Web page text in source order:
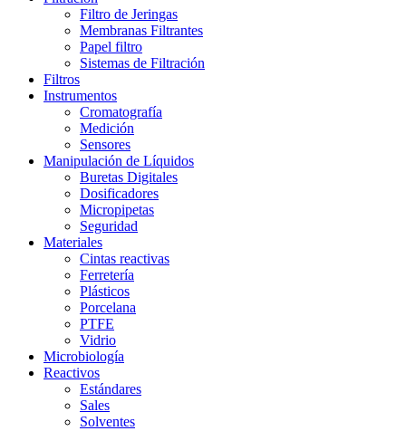
Filtro de Jeringas
Membranas Filtrantes
Papel filtro
Sistemas de Filtración
Filtros
Instrumentos
Cromatografía
Medición
Sensores
Manipulación de Líquidos
Buretas Digitales
Dosificadores
Micropipetas
Seguridad
Materiales
Cintas reactivas
Ferretería
Plásticos
Porcelana
PTFE
Vidrio
Microbiología
Reactivos
Estándares
Sales
Solventes